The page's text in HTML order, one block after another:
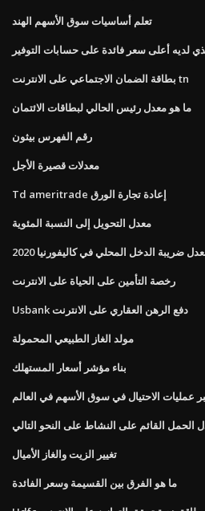
تعلم أساسيات سوق الأسهم الهند
لديه أعلى سعر فائدة على حسابات التوفير
بطاقة الضمان الاجتماعي على الانترنت tn
ما هو معدل رئيس الحالي لبطاقات الائتمان
رقم الفهرس بيثون
معدلات قصيرة الأجل
Td ameritrade إعادة تجارة الورق
معدل التحويل إلى النسبة المئوية
ضريبة الدخل المحلي في كاليفورنيا 2020
رخصة التأمين على الحياة على الانترنت
Usbank دفع الرهن العقاري على الانترنت
مولد الغاز الطبيعي المحمولة
بناء مؤشر أسعار المستهلك
عمليات الاحتيال في سوق الأسهم في العالم
القائم على النشاط على النحو التالي
تغيير الزيت والغاز الأميال
ما هو الفرق بين القسيمة وسعر الفائدة